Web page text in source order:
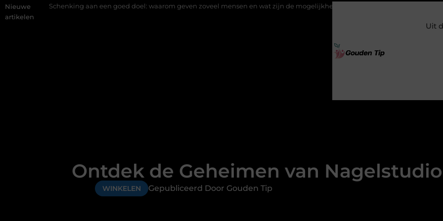
Nieuwe
artikelen
Schenking aan een goed doel: waarom geven zoveel mensen en wat zijn de mogelijkheden? Uw stappenplan naar een nieuwe
Uit
Ontdek de Geheimen van
WINKELEN Gepubliceerd Door Gouden Tip